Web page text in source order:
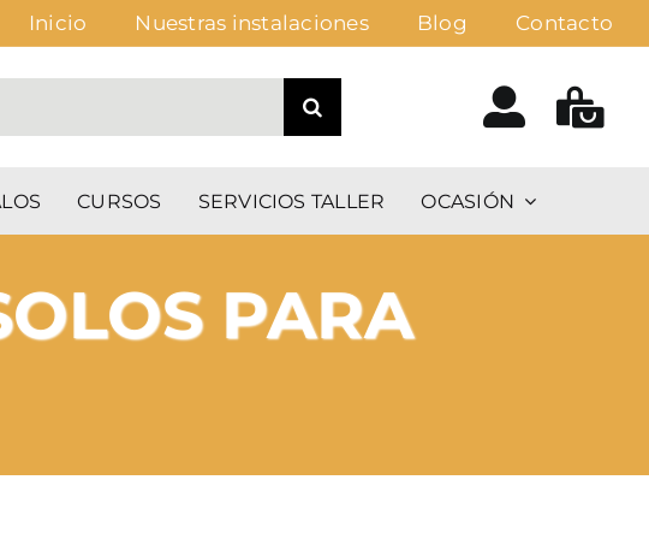
Inicio Nuestras instalaciones Blog Contacto
CURSOS SERVICIOS TALLER OCASIÓN
PARA